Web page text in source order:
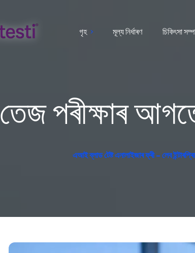
গৃহ মূল্য নিৰ্ধাৰণ চিকিৎসা
তেজ পৰীক্ষাৰ
এআই ব্লাড টেষ্ট এনালাইজাৰ ফ্ৰী – লেব